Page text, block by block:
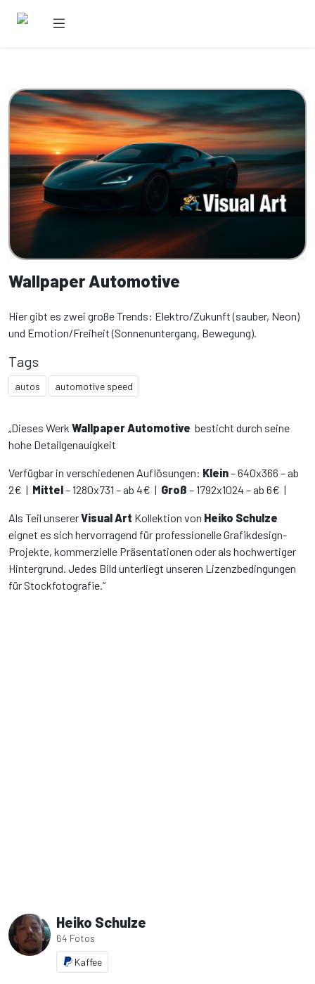
Wallpaper Automotive
Hier gibt es zwei große Trends: Elektro/Zukunft (sauber, Neon)
und Emotion/Freiheit (Sonnenuntergang, Bewegung).
Tags
autos automotive speed
„Dieses Werk Wallpaper Automotive besticht durch seine
hohe Detailgenauigkeit
Verfügbar in verschiedenen Auflösungen: Klein– 640x366 – ab
2€ | Mittel– 1280x731 – ab 4€ | Groß – 1792x1024 – ab 6€ |
Als Teil unsererVisual Art Kollektion von Heiko Schulze
eignet es sich hervorragend für professionelle Grafikdesign-
Projekte, kommerzielle Präsentationen oder als hochwertiger
Hintergrund. Jedes Bild unterliegt unseren Lizenzbedingungen
für Stockfotografie.“
Heiko Schulze
64 Fotos
Kaffee